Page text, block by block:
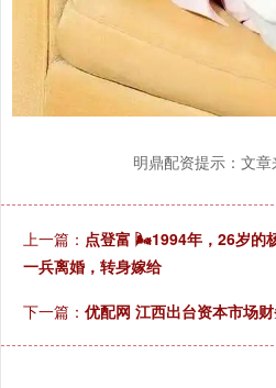
明鼎配资提示：文章
上一篇： 点登富 🌬1994年，26岁的
一兵离婚，转身嫁给
下一篇： 优配网 江西出台资本市场